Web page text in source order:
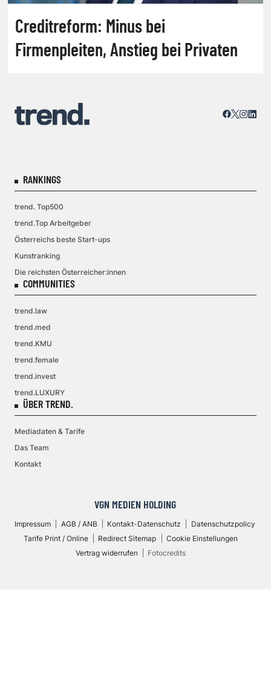
Creditreform: Minus bei
Firmenpleiten, Anstieg bei Privaten
RANKINGS
trend. Top500
trend.Top Arbeitgeber
Österreichs beste Start-ups
Kunstranking
Die reichsten Österreicher:innen
COMMUNITIES
trend.law
trend.med
trend.KMU
trend.female
trend.invest
trend.LUXURY
ÜBER TREND.
Mediadaten & Tarife
Das Team
Kontakt
VGN MEDIEN HOLDING
Impressum AGB / ANB Kontakt-Datenschutz
Datenschutzpolicy
Tarife Print / Online
Redirect Sitemap
Cookie Einstellungen
Vertrag widerrufen
Fotocredits